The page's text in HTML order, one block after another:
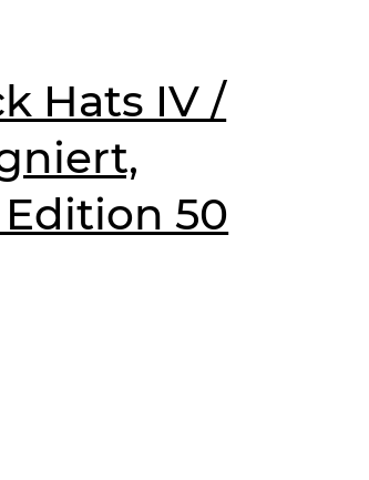
Hats IV /
50